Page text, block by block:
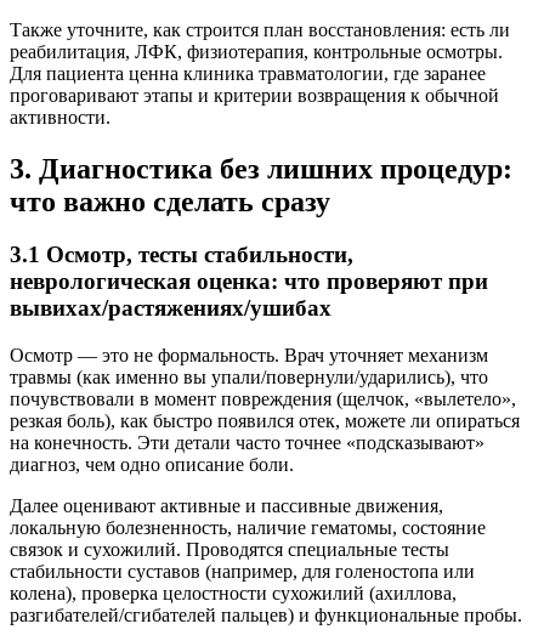
Также уточните, как строится план восстановления: есть ли
реабилитация, ЛФК, физиотерапия, контрольные осмотры.
Для пациента ценна клиника травматологии, где заранее
проговаривают этапы и критерии возвращения к обычной
активности.
3. Диагностика без лишних процедур:
что важно сделать сразу
3.1 Осмотр, тесты стабильности,
неврологическая оценка: что проверяют при
вывихах/растяжениях/ушибах
Осмотр — это не формальность. Врач уточняет механизм
травмы (как именно вы упали/повернули/ударились), что
почувствовали в момент повреждения (щелчок, «вылетело»,
резкая боль), как быстро появился отек, можете ли опираться
на конечность. Эти детали часто точнее «подсказывают»
диагноз, чем одно описание боли.
Далее оценивают активные и пассивные движения,
локальную болезненность, наличие гематомы, состояние
связок и сухожилий. Проводятся специальные тесты
стабильности суставов (например, для голеностопа или
колена), проверка целостности сухожилий (ахиллова,
разгибателей/сгибателей пальцев) и функциональные пробы.